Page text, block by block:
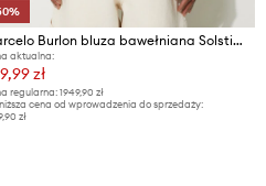
Marcelo Burlon bluza bawełniana Solsticio Comfort Hoodie
aktualna:
zł
regularna: 1949,90 zł
cena od wprowadzenia do sprzedaży:
zł